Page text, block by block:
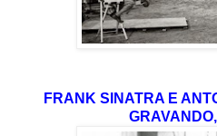
FRANK SINATRA E